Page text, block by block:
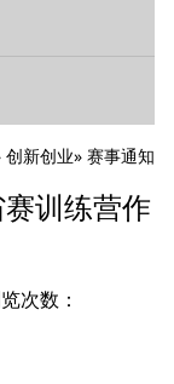
创新创业» 赛事通知
训练营作
次数：